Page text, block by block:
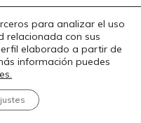
de segunda mano en
de segunda mano en
para analizar el uso
relacionada con sus
elaborado a partir de
información puedes